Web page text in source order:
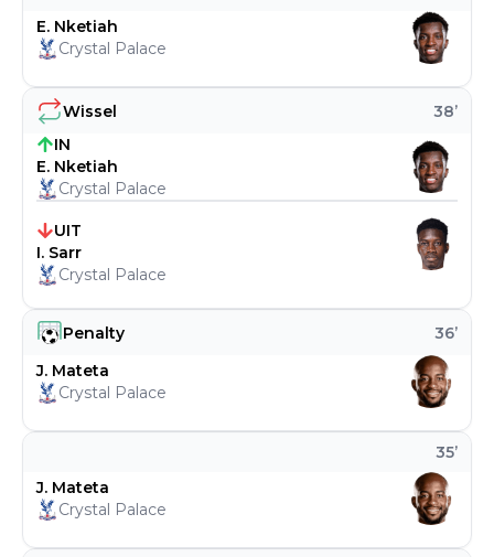
35’
J. Mateta
Crystal Palace
Penalty 36’
J. Mateta
Crystal Palace
Wissel 38’
IN
E. Nketiah
Crystal Palace
UIT
I. Sarr
Crystal Palace
E. Nketiah
Crystal Palace